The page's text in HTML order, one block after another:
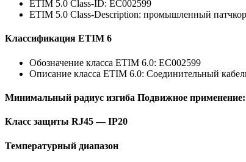
ETIM 5.0 Class-ID: EC002599
ETIM 5.0 Class-Description: промышленный
Классификация ETIM 6
Обозначение класса ETIM 6.0: EC002599
Описание класса ETIM 6.0: Соединительный
Минимальный радиус изгиба Подвижное
Класс защиты RJ45 — IP20
Температурный диапазон